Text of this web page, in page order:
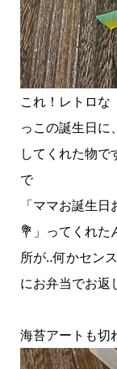
これ！レトロな
っこの誕生日に
してくれた物
で
「ママお誕生
💐」ってくれ
所が‥何かセン
にお弁当でお返
海苔アートも切